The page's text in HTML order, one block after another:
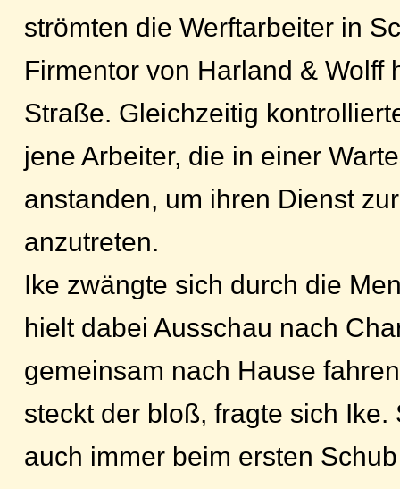
strömten die Werftarbeiter in
Firmentor von Harland & Wolff
Straße. Gleichzeitig
jene Arbeiter, die in einer
anstanden, um ihren Dienst
anzutreten.
Ike zwängte sich durch die
hielt dabei Ausschau nach
gemeinsam nach Hause
steckt der bloß, fragte sich Ike.
auch immer beim ersten